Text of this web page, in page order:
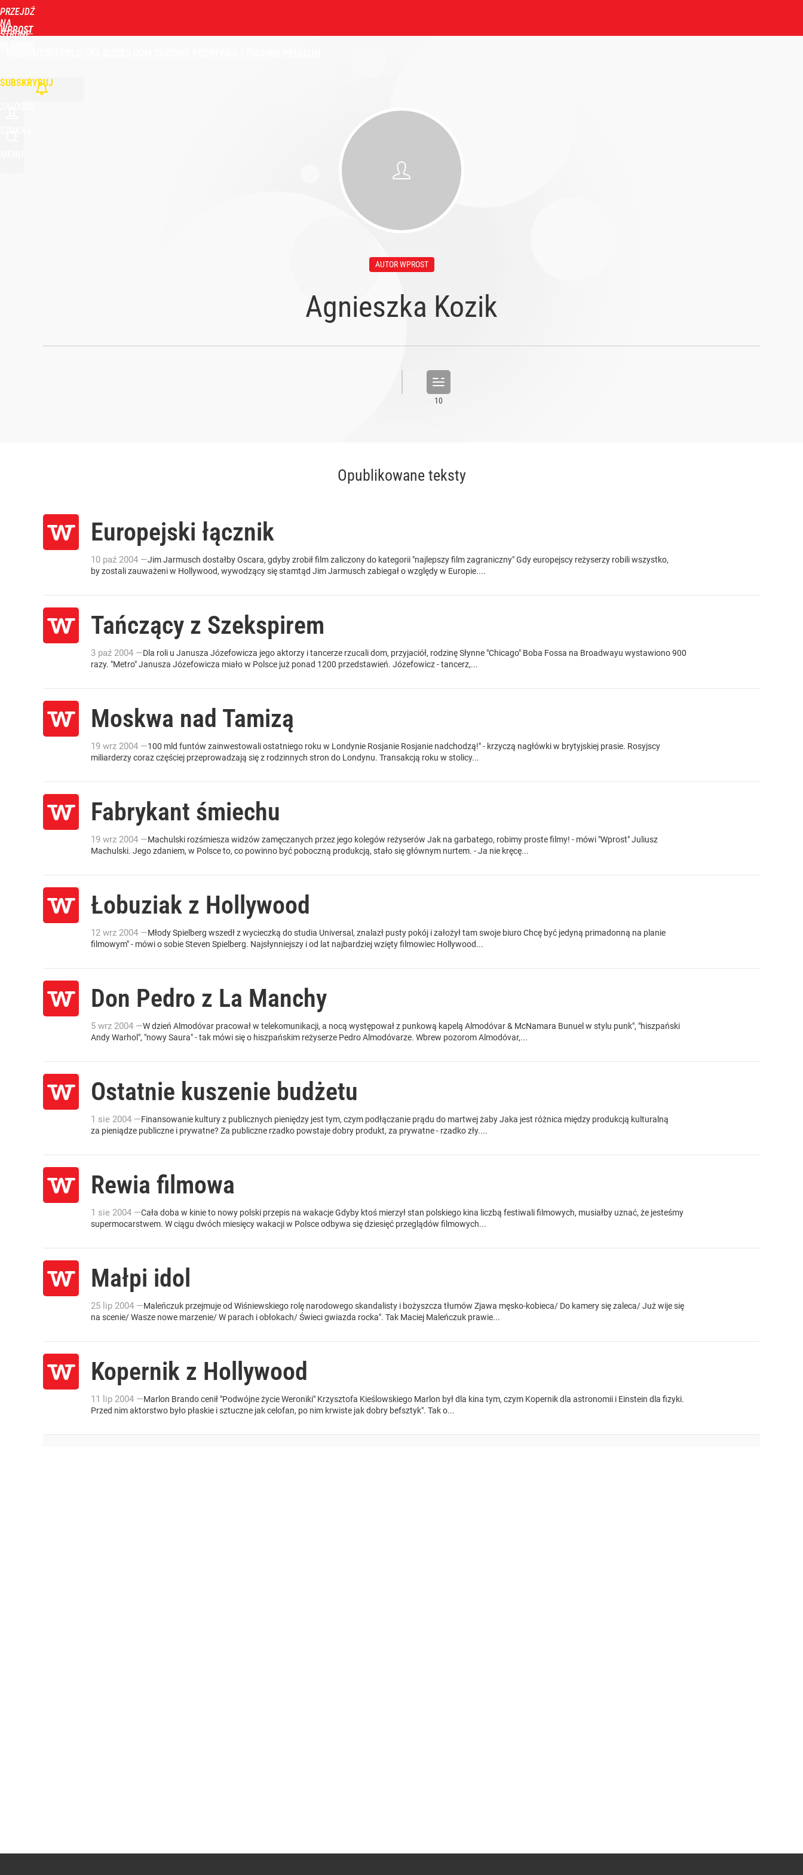
PRZEJDŹ
NA
STRONĘ
WPROST
SUBSKRYBUJ
Agnieszka Kozik
AUTOR WPROST
Opublikowane teksty
Europejski łącznik
10 paź 2004 —Jim Jarmusch dostałby Oscara, gdyby zrobił film zaliczony do kategorii "najlepszy film zagraniczny" Gdy europejscy reżyserzy robili wszystko,
by zostali zauważeni w Hollywood, wywodzący się stamtąd Jim Jarmusch zabiegał o względy w Europie....
Tańczący z Szekspirem
3 paź 2004 —Dla roli u Janusza Józefowicza jego aktorzy i tancerze rzucali dom, przyjaciół, rodzinę Słynne "Chicago" Boba Fossa na Broadwayu wystawiono 900
razy. "Metro" Janusza Józefowicza miało w Polsce już ponad 1200 przedstawień. Józefowicz - tancerz,...
Moskwa nad Tamizą
19 wrz 2004 —100 mld funtów zainwestowali ostatniego roku w Londynie Rosjanie Rosjanie nadchodzą!" - krzyczą nagłówki w brytyjskiej prasie. Rosyjscy
miliarderzy coraz częściej przeprowadzają się z rodzinnych stron do Londynu. Transakcją roku w stolicy...
Fabrykant śmiechu
19 wrz 2004 —Machulski rozśmiesza widzów zamęczanych przez jego kolegów reżyserów Jak na garbatego, robimy proste filmy! - mówi "Wprost" Juliusz
Machulski. Jego zdaniem, w Polsce to, co powinno być poboczną produkcją, stało się głównym nurtem. - Ja nie kręcę...
Łobuziak z Hollywood
12 wrz 2004 —Młody Spielberg wszedł z wycieczką do studia Universal, znalazł pusty pokój i założył tam swoje biuro Chcę być jedyną primadonną na planie
filmowym" - mówi o sobie Steven Spielberg. Najsłynniejszy i od lat najbardziej wzięty filmowiec Hollywood...
Don Pedro z La Manchy
5 wrz 2004 —W dzień Almodóvar pracował w telekomunikacji, a nocą występował z punkową kapelą Almodóvar & McNamara Bunuel w stylu punk", "hiszpański
Andy Warhol", "nowy Saura" - tak mówi się o hiszpańskim reżyserze Pedro Almodóvarze. Wbrew pozorom Almodóvar,...
Ostatnie kuszenie budżetu
1 sie 2004 —Finansowanie kultury z publicznych pieniędzy jest tym, czym podłączanie prądu do martwej żaby Jaka jest różnica między produkcją kulturalną
za pieniądze publiczne i prywatne? Za publiczne rzadko powstaje dobry produkt, za prywatne - rzadko zły....
Rewia filmowa
1 sie 2004 —Cała doba w kinie to nowy polski przepis na wakacje Gdyby ktoś mierzył stan polskiego kina liczbą festiwali filmowych, musiałby uznać, że jesteśmy
supermocarstwem. W ciągu dwóch miesięcy wakacji w Polsce odbywa się dziesięć przeglądów filmowych...
Małpi idol
25 lip 2004 —Maleńczuk przejmuje od Wiśniewskiego rolę narodowego skandalisty i bożyszcza tłumów Zjawa męsko-kobieca/ Do kamery się zaleca/ Już wije się
na scenie/ Wasze nowe marzenie/ W parach i obłokach/ Świeci gwiazda rocka". Tak Maciej Maleńczuk prawie...
Kopernik z Hollywood
11 lip 2004 —Marlon Brando cenił "Podwójne życie Weroniki" Krzysztofa Kieślowskiego Marlon był dla kina tym, czym Kopernik dla astronomii i Einstein dla fizyki.
Przed nim aktorstwo było płaskie i sztuczne jak celofan, po nim krwiste jak dobry befsztyk". Tak o...